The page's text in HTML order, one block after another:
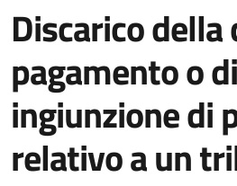
Discarico
pagamento o di
ingiunzione di
relativo a un